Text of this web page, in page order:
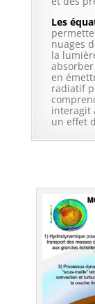
Les
nuages
la
en
radiatif
interagit
un effet